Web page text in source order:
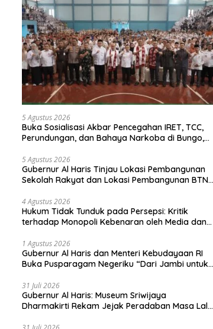
5 Agustus 2026
Buka Sosialisasi Akbar Pencegahan IRET, TCC,
Perundungan, dan Bahaya Narkoba di Bungo,
jaga diri, 60% masa depan sudah ada di
tangan”
5 Agustus 2026
Gubernur Al Haris Tinjau Lokasi Pembangunan
Sekolah Rakyat dan Lokasi Pembangunan BTN
4 Agustus 2026
Hukum Tidak Tunduk pada Persepsi: Kritik
terhadap Monopoli Kebenaran oleh Media dan
1 Agustus 2026
Gubernur Al Haris dan Menteri Kebudayaan RI
Buka Pusparagam Negeriku “Dari Jambi untuk
Dorong Ekonomi Kreatif
31 Juli 2026
Gubernur Al Haris: Museum Sriwijaya
Dharmakirti Rekam Jejak Peradaban Masa Lalu